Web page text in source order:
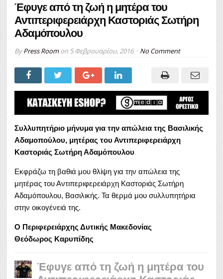
Έφυγε από τη ζωή η μητέρα του
Αντιπεριφερειάρχη Καστοριάς Σωτήρη
Αδαμόπουλου
ByPress Roomon 5 Φεβρουαρίου, 2016 No Comment
Συλλυπητήριο μήνυμα για την απώλεια της Βασιλικής
Αδαμοπούλου, μητέρας του Αντιπεριφερειάρχη
Καστοριάς Σωτήρη Αδαμόπουλου
Εκφράζω τη βαθιά μου θλίψη για την απώλεια της
μητέρας του Αντιπεριφερειάρχη Καστοριάς Σωτήρη
Αδαμόπουλου, Βασιλικής. Τα θερμά μου συλλυπητήρια
στην οικογένειά της.
Ο Περιφερειάρχης Δυτικής Μακεδονίας
Θεόδωρος Καρυπίδης
Έφυγε από τη ζωή η μητέρα του